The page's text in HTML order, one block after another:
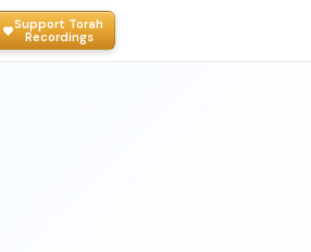
Support Torah
Recordings